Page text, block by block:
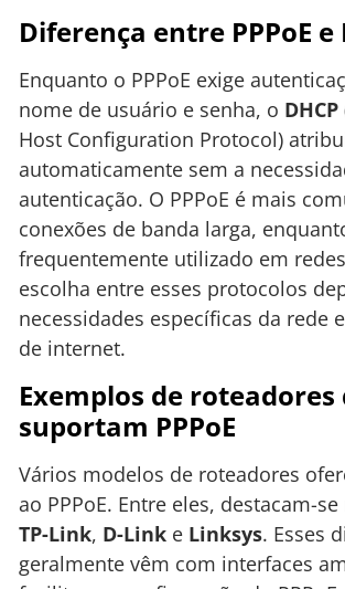
Diferença entre PPPoE e
Enquanto o PPPoE exige
nome de usuário e senha, o DHCP
Host Configuration Protocol)
automaticamente sem a
autenticação. O PPPoE é mais
conexões de banda larga,
frequentemente utilizado em
escolha entre esses protocolos
necessidades específicas da rede
de internet.
Exemplos de roteadores
suportam PPPoE
Vários modelos de roteadores
ao PPPoE. Entre eles, destacam-
TP-Link, D-Link e Linksys. Esses
geralmente vêm com interfaces